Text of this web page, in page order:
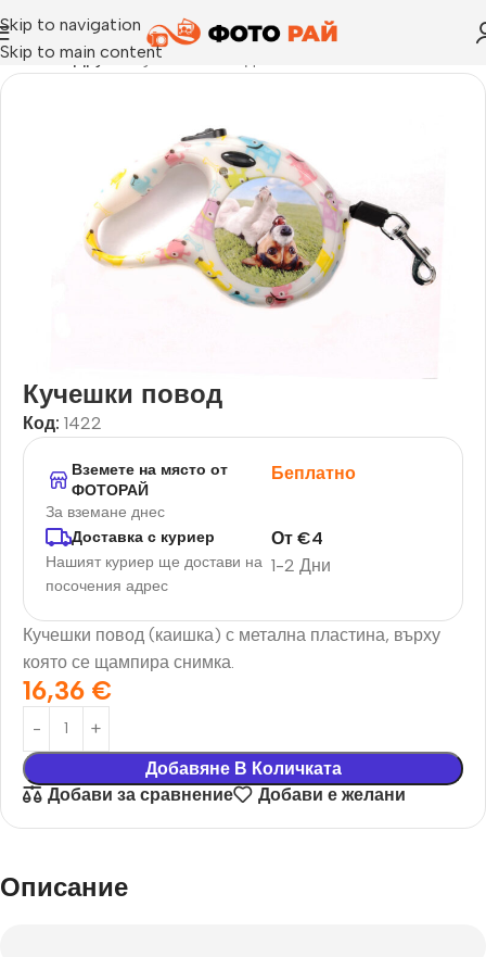
Skip to navigation
Skip to main content
Начало›Други›Кучешки повод
Кучешки повод
Код: 1422
Вземете на място от
ФОТОРАЙ
За вземане днес
Беплатно
Доставка с куриер
Нашият куриер ще достави на
посочения адрес
1-2 Дни
От€4
Кучешки повод (каишка) с метална пластина, върху
която се щампира снимка.
16,36 €
Добавяне В Количката
Добави за сравнение
Добави е желани
Описание